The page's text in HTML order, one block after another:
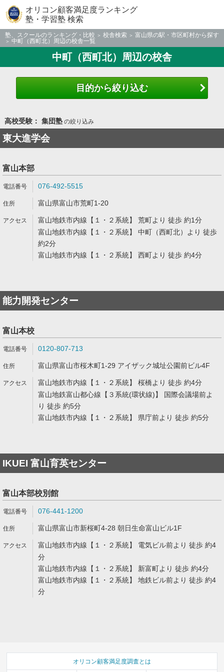
オリコン顧客満足度ランキング
塾・学習塾 検索
塾、スクールのランキング・比較 校舎検索
富山県の駅・市区町村から探す
中町（西町北）周辺の校舎一覧
中町（西町北）周辺の校舎
目的から絞り込む
高校受験： 集団塾の絞り込み
東大進学会
富山本部
076-492-5515
富山県富山市荒町1-20
富山地鉄市内線【１・２系統】 荒町より 徒歩 約1分
富山地鉄市内線【１・２系統】 中町（西町北）より 徒歩
約2分
富山地鉄市内線【１・２系統】 西町より 徒歩 約4分
能力開発センター
富山本校
0120-807-713
富山県富山市桜木町1-29 アイザック城址公園前ビル4F
富山地鉄市内線【１・２系統】 桜橋より 徒歩 約4分
富山地鉄富山都心線【３系統(環状線)】 国際会議場前よ
り 徒歩 約5分
富山地鉄市内線【１・２系統】 県庁前より 徒歩 約5分
IKUEI 富山育英センター
富山本部校別館
076-441-1200
富山県富山市新桜町4-28 朝日生命富山ビル1F
富山地鉄市内線【１・２系統】 電気ビル前より 徒歩 約4
分
富山地鉄市内線【１・２系統】 新富町より 徒歩 約4分
富山地鉄市内線【１・２系統】 地鉄ビル前より 徒歩 約4
分
オリコン顧客満足度調査とは